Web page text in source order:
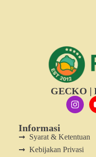
GECKO |
Informasi
Syarat & Ketentuan
Kebijakan Privasi